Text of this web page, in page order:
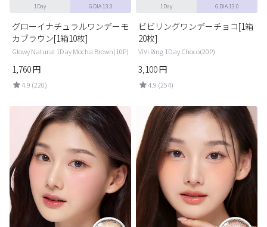
1Day G.DIA 13.0
グローイナチュラルワンデーモ
カブラウン[1箱10枚]
Glowy Natural 1Day Mocha Brown(10P)
1,760円
4.9 (220)
1Day G.DIA 13.0
ビビリングワンデーチョコ[1箱
20枚]
ViVi Ring 1Day Choco(20P)
3,100円
4.9 (254)